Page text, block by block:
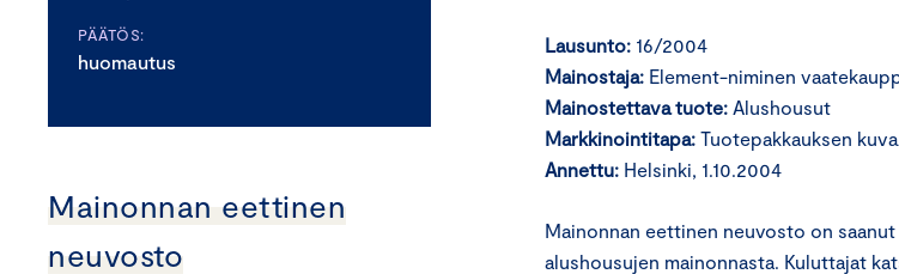
PÄÄTÖS:
huomautus
Mainonnan eettinen
neuvosto
Lausunto: 16/2004
Mainostaja: Element-niminen
Mainostettava tuote: Alushousut
Markkinointitapa: Tuotepakkauksen kuva
Annettu: Helsinki, 1.10.2004
Mainonnan eettinen neuvosto on
alushousujen mainonnasta. Kuluttajat